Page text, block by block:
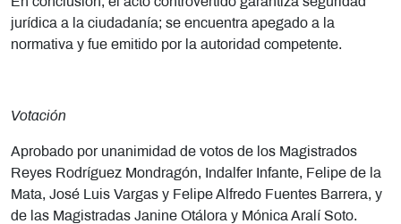
jurídica a la ciudadanía; se encuentra apegado a la
normativa y fue emitido por la autoridad competente.
Votación
Aprobado por unanimidad de votos de los Magistrados
Reyes Rodríguez Mondragón, Indalfer Infante, Felipe de la
Mata, José Luis Vargas y Felipe Alfredo Fuentes Barrera, y
de las Magistradas Janine Otálora y Mónica Aralí Soto.